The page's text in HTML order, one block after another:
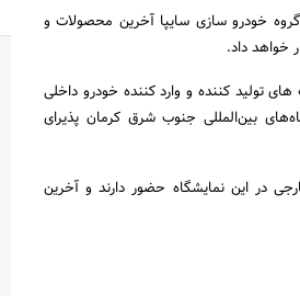
خواهد شد و گروه خودرو سازی سایپا آخرین محصولات و
خواهد داد.
تولید کننده و وارد کننده خودرو داخلی
21 در محل دائمی نمایشگاه‌های بین‌المللی جنوب شرق کرمان پذیرای
در این نمایشگاه حضور دارند و آخرین